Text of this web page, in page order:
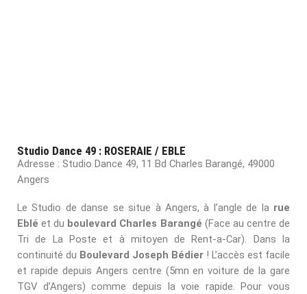
Studio Dance 49 : ROSERAIE / EBLE
Adresse : Studio Dance 49, 11 Bd Charles Barangé, 49000
Angers
Le Studio de danse se situe à Angers, à l’angle de larue
Eblé et du boulevard Charles Barangé (Face au centre de
Tri de La Poste et à mitoyen de Rent-a-Car). Dans la
continuité du Boulevard Joseph Bédier ! L’accès est facile
et rapide depuis Angers centre (5mn en voiture de la gare
TGV d’Angers) comme depuis la voie rapide. Pour vous